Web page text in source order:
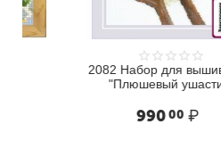
2082 Набор для вышивания
"Плюшевый ушастик"
00 ₽